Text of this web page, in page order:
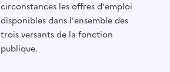
circonstances les offres d'emploi
disponibles dans l'ensemble des
trois versants de la fonction
publique.